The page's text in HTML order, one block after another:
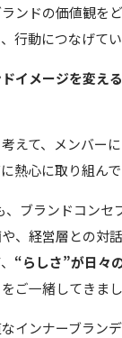
ンドの価値観をど
行動につなげてい
ドイメージを変え
えて、メンバー
熱心に取り組んで
ブランドコンセ
、経営層との対
“らしさ”が日々
をご一緒してきまし
インナーブラン